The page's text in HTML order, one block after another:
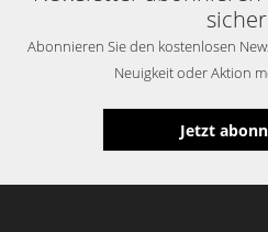
Abonnieren Sie den kostenlosen
Neuigkeit oder Aktion
Jetzt